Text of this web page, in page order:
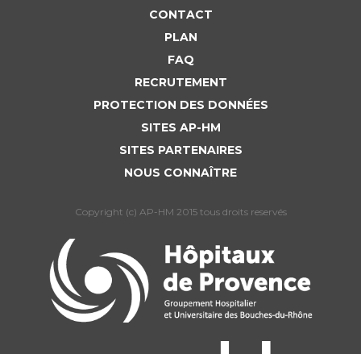
CONTACT
PLAN
FAQ
RECRUTEMENT
PROTECTION DES DONNÉES
SITES AP-HM
SITES PARTENAIRES
NOUS CONNAÎTRE
Copyright (c) AP-HM 2015 tous droits reservés